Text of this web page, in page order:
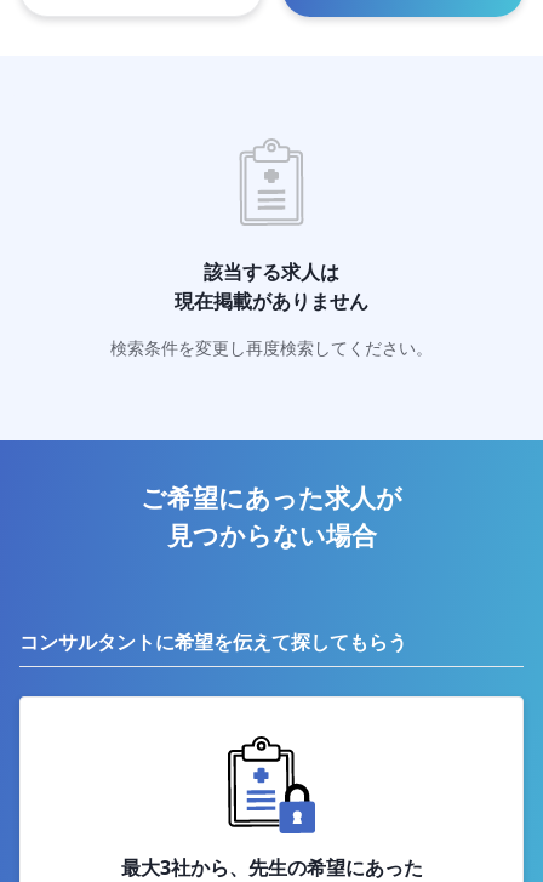
該当する求人は
現在掲載がありません
検索条件を変更し再度検索してください。
ご希望にあった求人が
見つからない場合
コンサルタントに希望を伝えて探してもらう
最大3社から、先生の希望にあった